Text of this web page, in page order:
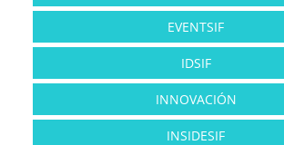
EVENTSIF
IDSIF
INNOVACIÓN
INSIDESIF